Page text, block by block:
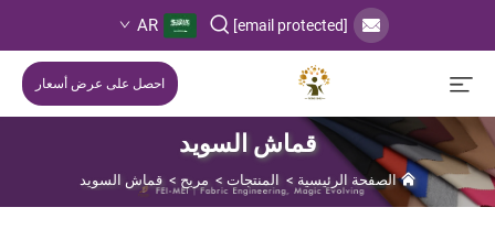
[email protected]
AR
احصل على عرض أسعار
قماش السويد
الصفحة الرئيسية > المنتجات > مريح >قماش السويد